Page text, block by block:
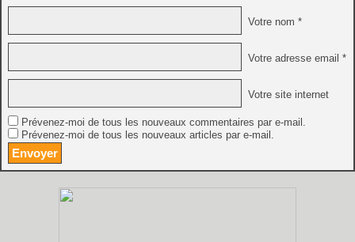
Votre nom *
Votre adresse email *
Votre site internet
Prévenez-moi de tous les nouveaux commentaires par e-mail.
Prévenez-moi de tous les nouveaux articles par e-mail.